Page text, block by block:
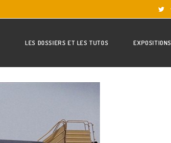
LES DOSSIERS ET LES TUTOS EXPOSITIONS